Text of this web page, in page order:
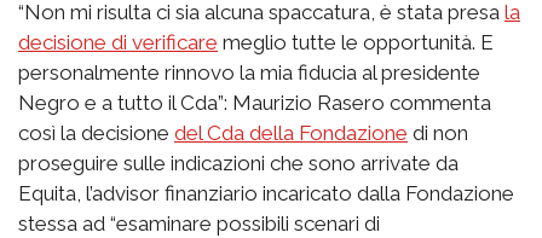
“Non mi risulta ci sia alcuna spaccatura, è stata presa la
decisione di verificare meglio tutte le opportunità. E
personalmente rinnovo la mia fiducia al presidente
Negro e a tutto il Cda”: Maurizio Rasero commenta
così la decisione del Cda della Fondazione di non
proseguire sulle indicazioni che sono arrivate da
Equita, l’advisor finanziario incaricato dalla Fondazione
stessa ad “esaminare possibili scenari di